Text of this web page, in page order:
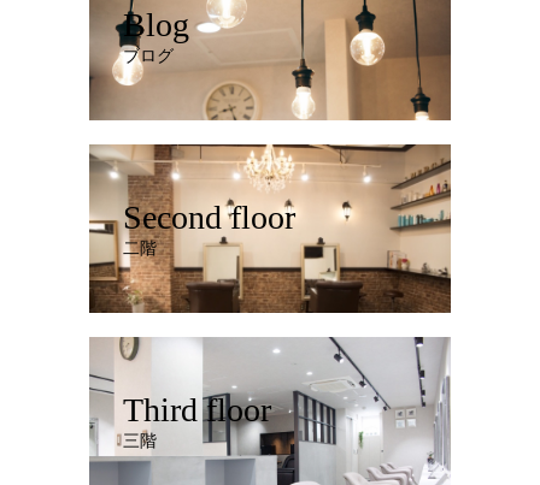
Blog
ブログ
Second floor
二階
Third floor
三階